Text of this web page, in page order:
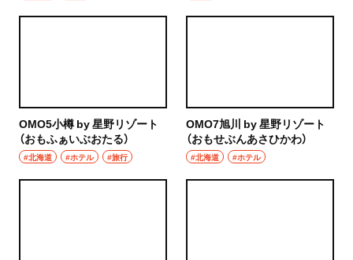
OMO5小樽 by 星野リゾート
（おもふぁいぶおたる）
#北海道 #ホテル #旅行
OMO7旭川 by 星野リゾート
（おもせぶんあさひかわ）
#北海道 #ホテル